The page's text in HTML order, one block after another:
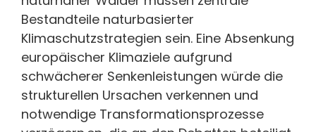
Bestandteile naturbasierter
Klimaschutzstrategien sein. Eine Absenkung
europäischer Klimaziele aufgrund
schwächerer Senkenleistungen würde die
strukturellen Ursachen verkennen und
notwendige Transformationsprozesse